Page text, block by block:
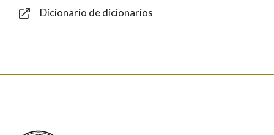
Dicionario de dicionarios